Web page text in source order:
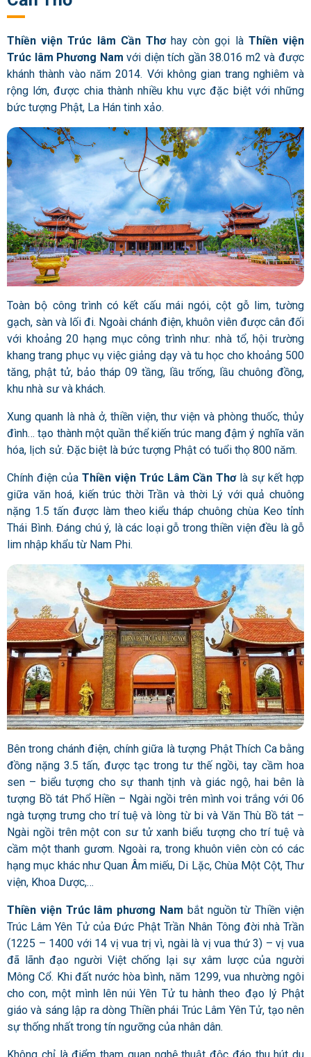
Thiền viện Trúc lâm Cần Thơhay còn gọi là Thiền viện
Trúc lâm Phương Namvới diện tích gần 38.016 m2 và được
khánh thành vào năm 2014. Với không gian trang nghiêm và
rộng lớn, được chia thành nhiều khu vực đặc biệt với những
bức tượng Phật, La Hán tinh xảo.
Toàn bộ công trình có kết cấu mái ngói, cột gỗ lim, tường
gạch, sàn và lối đi. Ngoài chánh điện, khuôn viên được cân đối
với khoảng 20 hạng mục công trình như: nhà tổ, hội trường
khang trang phục vụ việc giảng dạy và tu học cho khoảng 500
tăng, phật tử, bảo tháp 09 tầng, lầu trống, lầu chuông đồng,
khu nhà sư và khách.
Xung quanh là nhà ở, thiền viện, thư viện và phòng thuốc, thủy
đình… tạo thành một quần thể kiến ​​trúc mang đậm ý nghĩa văn
hóa, lịch sử. Đặc biệt là bức tượng Phật có tuổi thọ 800 năm.
Chính điện của Thiền viện Trúc Lâm Cần Thơlà sự kết hợp
giữa văn hoá, kiến trúc thời Trần và thời Lý với quả chuông
nặng 1.5 tấn được làm theo kiểu tháp chuông chùa Keo tỉnh
Thái Bình. Đáng chú ý, là các loại gỗ trong thiền viện đều là gỗ
lim nhập khẩu từ Nam Phi.
Bên trong chánh điện, chính giữa là tượng Phật Thích Ca bằng
đồng nặng 3.5 tấn, được tạc trong tư thế ngồi, tay cầm hoa
sen – biểu tượng cho sự thanh tịnh và giác ngộ, hai bên là
tượng Bồ tát Phổ Hiền – Ngài ngồi trên mình voi trắng với 06
ngà tượng trưng cho trí tuệ và lòng từ bi và Văn Thù Bồ tát –
Ngài ngồi trên một con sư tử xanh biểu tượng cho trí tuệ và
cầm một thanh gươm. Ngoài ra, trong khuôn viên còn có các
hạng mục khác như Quan Âm miếu, Di Lặc, Chùa Một Cột, Thư
viện, Khoa Dược,…
Thiền viện Trúc lâm phương Nam bắt nguồn từ Thiền viện
Trúc Lâm Yên Tử của Đức Phật Trần Nhân Tông đời nhà Trần
(1225 – 1400 với 14 vị vua trị vì, ngài là vị vua thứ 3) – vị vua
đã lãnh đạo người Việt chống lại sự xâm lược của người
Mông Cổ. Khi đất nước hòa bình, năm 1299, vua nhường ngôi
cho con, một mình lên núi Yên Tử tu hành theo đạo lý Phật
giáo và sáng lập ra dòng Thiền phái Trúc Lâm Yên Tử, tạo nên
sự thống nhất trong tín ngưỡng của nhân dân.